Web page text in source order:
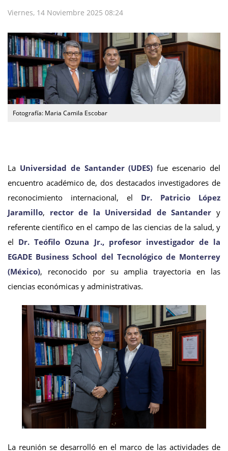
Viernes, 14 Noviembre 2025 08:24
Fotografía: Maria Camila Escobar
La Universidad de Santander (UDES) fue escenario del
encuentro académico de, dos destacados investigadores de
reconocimiento internacional, el Dr. Patricio López
Jaramillo, rector de la Universidad de Santander y
referente científico en el campo de las ciencias de la salud, y
el Dr. Teófilo Ozuna Jr., profesor investigador de la
EGADE Business School del Tecnológico de Monterrey
(México), reconocido por su amplia trayectoria en las
ciencias económicas y administrativas.
La reunión se desarrolló en el marco de las actividades de